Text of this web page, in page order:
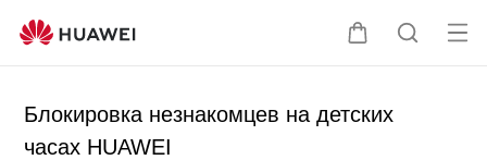
Щ
а
П
От
Блокировка незнакомцев на детских
часах HUAWEI